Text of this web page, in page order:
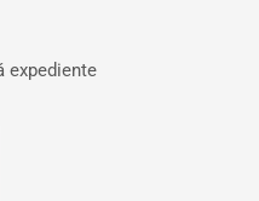
expediente